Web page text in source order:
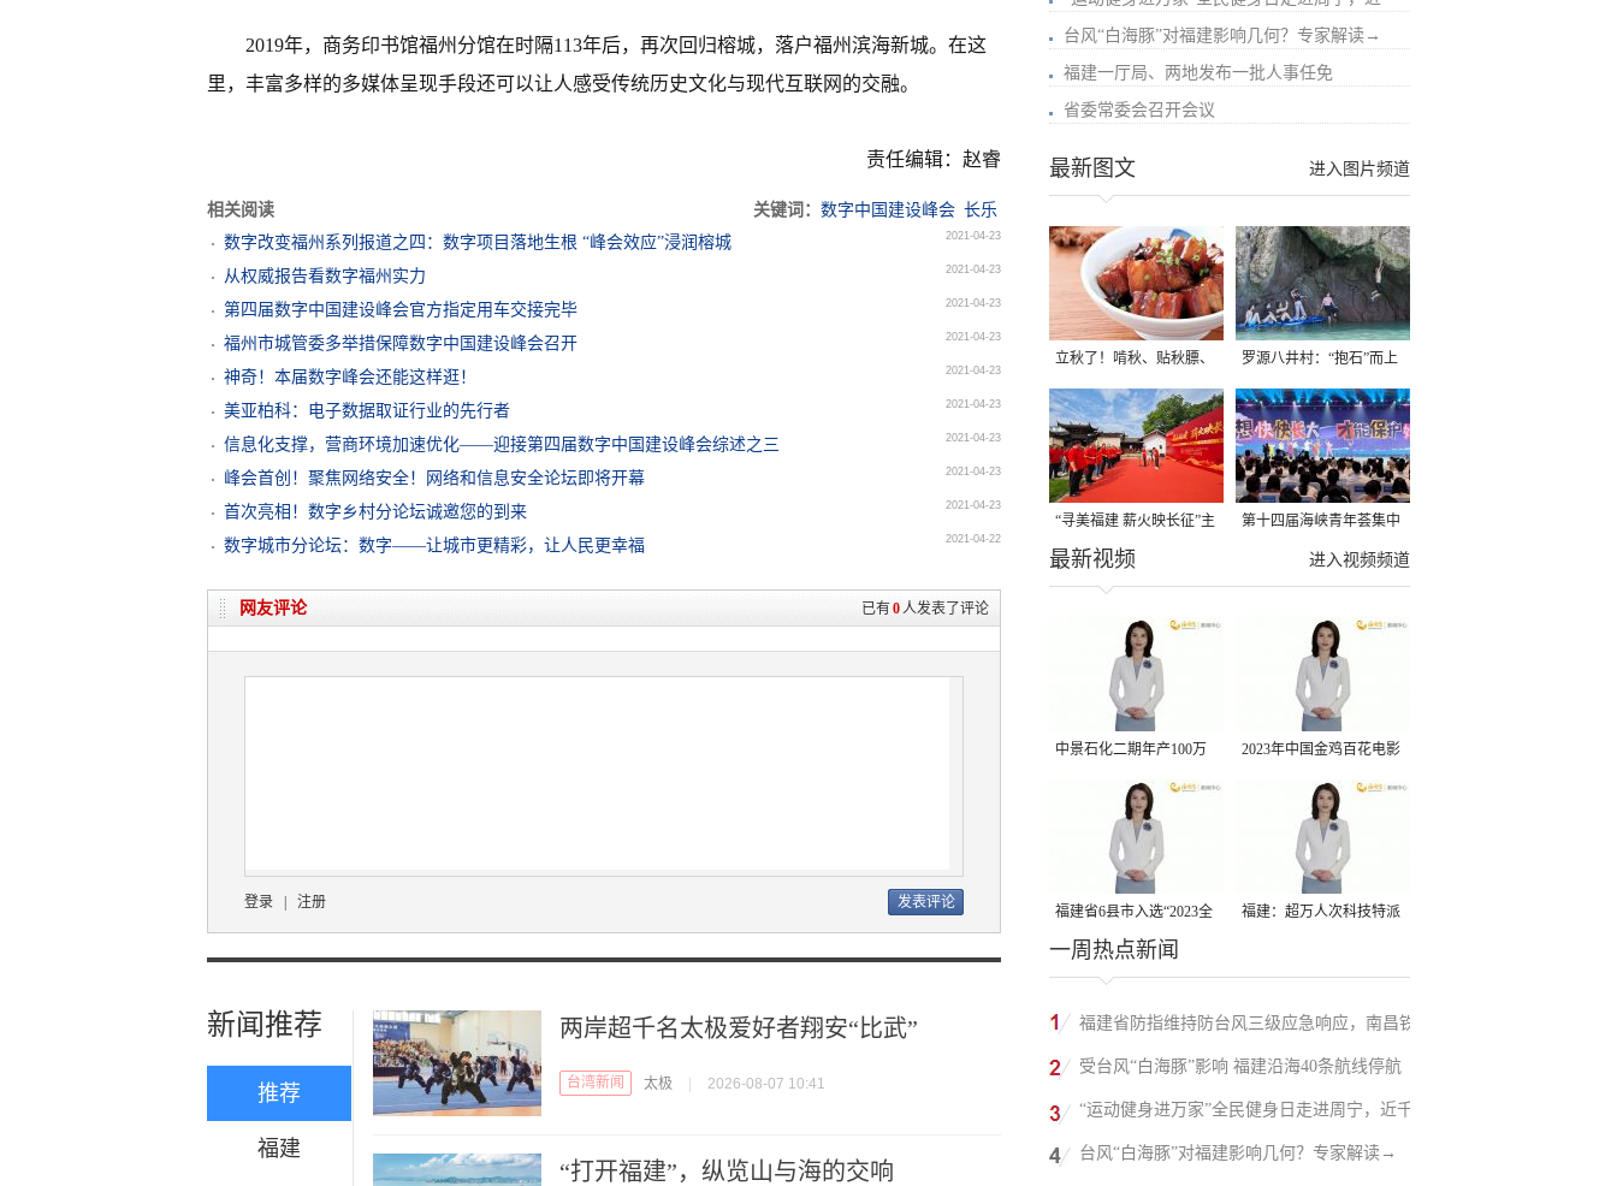
2019年，商务印书馆福州分馆在时隔113年后，再次回归榕城，落户福州滨海新城。在这
里，丰富多样的多媒体呈现手段还可以让人感受传统历史文化与现代互联网的交融。
责任编辑：赵睿
相关阅读 关键词： 数字中国建设峰会 长乐
数字改变福州系列报道之四：数字项目落地生根 “峰会效应”浸润榕城
2021-04-23
从权威报告看数字福州实力 2021-04-23
第四届数字中国建设峰会官方指定用车交接完毕 2021-04-23
福州市城管委多举措保障数字中国建设峰会召开 2021-04-23
神奇！本届数字峰会还能这样逛！ 2021-04-23
美亚柏科：电子数据取证行业的先行者 2021-04-23
信息化支撑，营商环境加速优化——迎接第四届数字中国建设峰会综述之三 2021-04-23
峰会首创！聚焦网络安全！网络和信息安全论坛即将开幕 2021-04-23
首次亮相！数字乡村分论坛诚邀您的到来 2021-04-23
数字城市分论坛：数字——让城市更精彩，让人民更幸福 2021-04-22
已有0人发表了评论
网友评论
登录 注册
新闻推荐
推荐
福建
两岸超千名太极爱好者翔安“比武”
台湾新闻 太极 2026-08-07 10:41
“打开福建”，纵览山与海的交响
台风“白海豚”对福建影响几何？专家解读→
福建一厅局、两地发布一批人事任免
省委常委会召开会议
进入图片频道
最新图文
立秋了！啃秋、贴秋膘、
晒秋，福建人这样过才够
味→
罗源八井村：“抱石”而上
“寻美福建 薪火映长征”主
题活动在龙岩长汀启动
第十四届海峡青年荟集中
阶段活动在福州举行
进入视频频道
最新视频
中景石化二期年产100万
吨丙烷脱氢项目建成中交
2023年中国金鸡百花电影
节有福电影巡展31日启动
福建省6县市入选“2023全
国县域发展潜力百强县”
福建：超万人次科技特派
一周热点新闻
福建省防指维持防台风三级应急响应，南昌铁
路停运部分旅客列车→
受台风“白海豚”影响 福建沿海40条航线停航
“运动健身进万家”全民健身日走进周宁，近千
人徒步云端
台风“白海豚”对福建影响几何？专家解读→